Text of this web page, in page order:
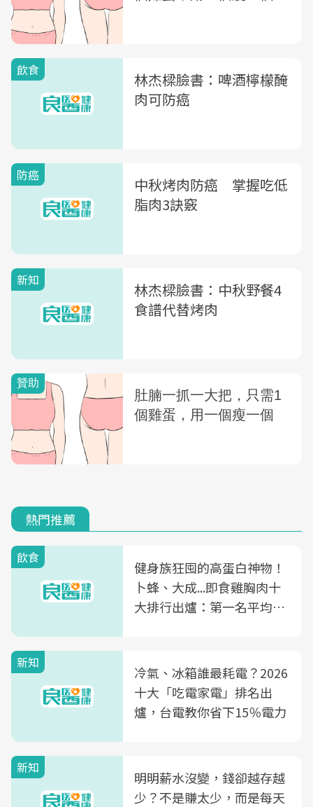
飲食
林杰樑臉書：啤酒檸檬醃
肉可防癌
防癌
中秋烤肉防癌 掌握吃低
脂肉3訣竅
新知
林杰樑臉書：中秋野餐4
食譜代替烤肉
熱門推薦
飲食
健身族狂囤的高蛋白神物！
卜蜂、大成...即食雞胸肉十
大排行出爐：第一名平均一
新知
冷氣、冰箱誰最耗電？2026
十大「吃電家電」排名出
爐，台電教你省下15％電力
新知
明明薪水沒變，錢卻越存越
少？不是賺太少，而是每天